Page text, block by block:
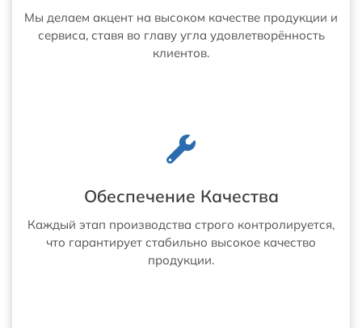
Мы делаем акцент на высоком качестве продукции и
сервиса, ставя во главу угла удовлетворённость
клиентов.
Обеспечение Качества
Каждый этап производства строго контролируется,
что гарантирует стабильно высокое качество
продукции.